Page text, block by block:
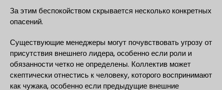
За этим беспокойством скрывается несколько конкретных
опасений.
Существующие менеджеры могут почувствовать угрозу от
присутствия внешнего лидера, особенно если роли и
обязанности четко не определены. Коллектив может
скептически отнестись к человеку, которого воспринимают
как чужака, особенно если предыдущие внешние